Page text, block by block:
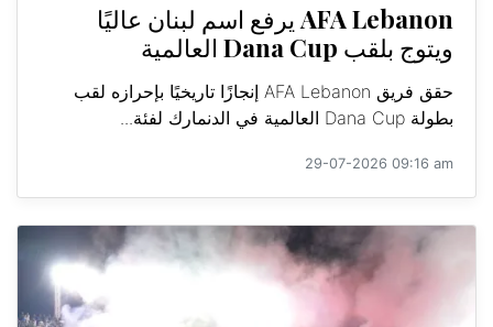
AFA Lebanon يرفع اسم لبنان عاليًا
ويتوج بلقب Dana Cup العالمية
حقق فريق AFA Lebanon إنجازًا تاريخيًا بإحرازه لقب
بطولة Dana Cup العالمية في الدنمارك لفئة...
29-07-2026 09:16 am